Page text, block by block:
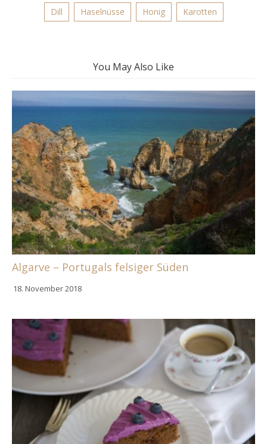
Dill Haselnüsse Honig Karotten
You May Also Like
Algarve – Portugals felsiger Süden
18. November 2018